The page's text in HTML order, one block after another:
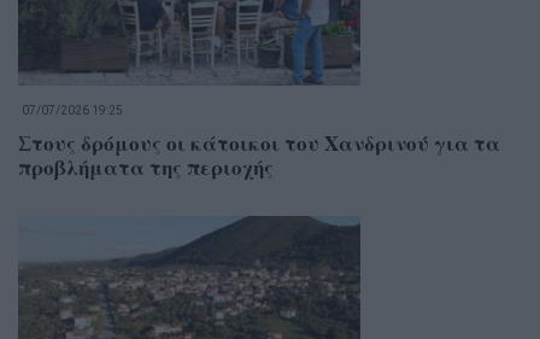
07/07/2026 19:25
Στους δρόμους οι κάτοικοι του Χανδρινού για τα
προβλήματα της περιοχής